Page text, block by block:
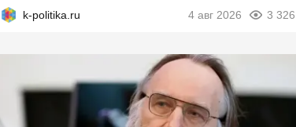
k-politika.ru 4 авг 2026 3 326